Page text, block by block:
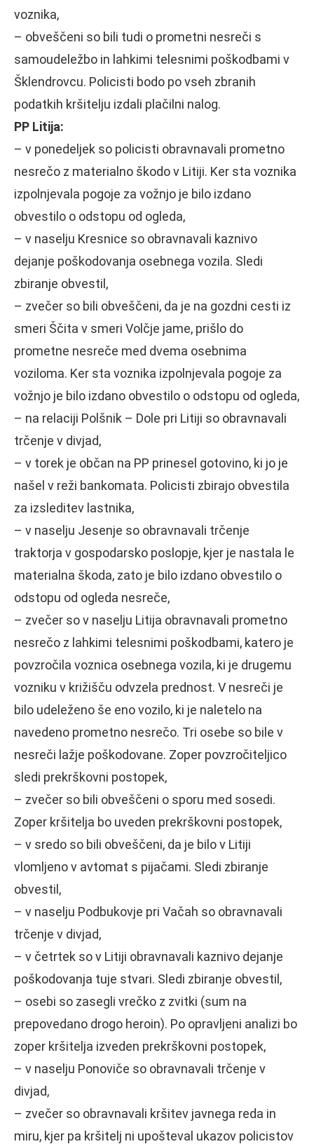
voznika,
– obveščeni so bili tudi o prometni nesreči s
samoudeležbo in lahkimi telesnimi poškodbami v
Šklendrovcu. Policisti bodo po vseh zbranih
podatkih kršitelju izdali plačilni nalog.
PP Litija:
– v ponedeljek so policisti obravnavali prometno
nesrečo z materialno škodo v Litiji. Ker sta voznika
izpolnjevala pogoje za vožnjo je bilo izdano
obvestilo o odstopu od ogleda,
– v naselju Kresnice so obravnavali kaznivo
dejanje poškodovanja osebnega vozila. Sledi
zbiranje obvestil,
– zvečer so bili obveščeni, da je na gozdni cesti iz
smeri Ščita v smeri Volčje jame, prišlo do
prometne nesreče med dvema osebnima
voziloma. Ker sta voznika izpolnjevala pogoje za
vožnjo je bilo izdano obvestilo o odstopu od ogleda,
– na relaciji Polšnik – Dole pri Litiji so obravnavali
trčenje v divjad,
– v torek je občan na PP prinesel gotovino, ki jo je
našel v reži bankomata. Policisti zbirajo obvestila
za izsleditev lastnika,
– v naselju Jesenje so obravnavali trčenje
traktorja v gospodarsko poslopje, kjer je nastala le
materialna škoda, zato je bilo izdano obvestilo o
odstopu od ogleda nesreče,
– zvečer so v naselju Litija obravnavali prometno
nesrečo z lahkimi telesnimi poškodbami, katero je
povzročila voznica osebnega vozila, ki je drugemu
vozniku v križišču odvzela prednost. V nesreči je
bilo udeleženo še eno vozilo, ki je naletelo na
navedeno prometno nesrečo. Tri osebe so bile v
nesreči lažje poškodovane. Zoper povzročiteljico
sledi prekrškovni postopek,
– zvečer so bili obveščeni o sporu med sosedi.
Zoper kršitelja bo uveden prekrškovni postopek,
– v sredo so bili obveščeni, da je bilo v Litiji
vlomljeno v avtomat s pijačami. Sledi zbiranje
obvestil,
– v naselju Podbukovje pri Vačah so obravnavali
trčenje v divjad,
– v četrtek so v Litiji obravnavali kaznivo dejanje
poškodovanja tuje stvari. Sledi zbiranje obvestil,
– osebi so zasegli vrečko z zvitki (sum na
prepovedano drogo heroin). Po opravljeni analizi bo
zoper kršitelja izveden prekrškovni postopek,
– v naselju Ponoviče so obravnavali trčenje v
divjad,
– zvečer so obravnavali kršitev javnega reda in
miru, kjer pa kršitelj ni upošteval ukazov policistov